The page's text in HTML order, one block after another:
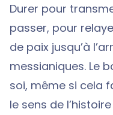
Durer pour
passer, pour
de paix jusqu’à
messianiques. Le
soi, même si cela
le sens de